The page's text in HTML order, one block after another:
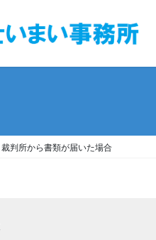
裁判所から書類が届いた場合